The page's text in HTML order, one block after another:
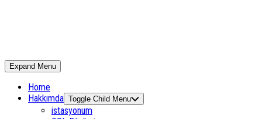
Expand Menu
Home
Hakkımda Toggle Child Menu
istasyonum